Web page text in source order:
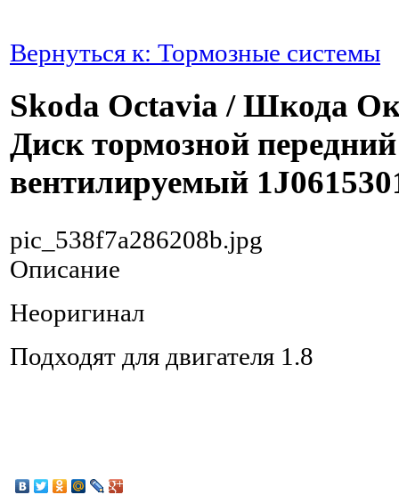
Вернуться к: Тормозные системы
Skoda Octavia / Шкода
Диск тормозной передний
вентилируемый
pic_538f7a286208b.jpg
Описание
Неоригинал
Подходят для двигателя 1.8